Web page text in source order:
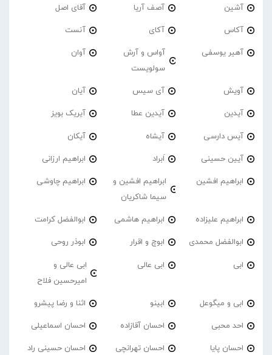
آشین آصف آریا آقای اصل
آکاس آکای آنست
آهیر یوسفی
آواس و آرش
سولویست
آوان
آویش آی سیس آیان
آیدین آیدین عطا آیریک بویز
آیس دارسی آیشاه آیکان
آیین حسینی اَبراد ابراهیم ارزانی
ابراهیم افشین
ابراهیم افشین و
سیما شاکریان
ابراهیم چاوشی
ابراهیم علیزاده ابراهیم هاشمی ابوالفضل کرامت
ابوالفضل محمدی ابوچ و اقرار ابوذر روحی
ابی ابی عالی
ابی عالی و
امیرحسین فلاح
ابی و میگوعل ابینو اثنا و رضا پیشرو
احد محبی احسان آقازاده احسان اسماعیلی
احسان پایا احسان تهرانچی احسان حسینی راد